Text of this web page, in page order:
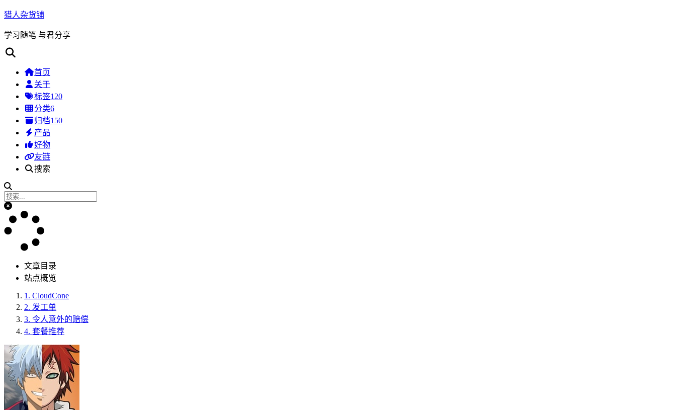
猎人杂货铺
学习随笔 与君分享
首页
关于
标签120
分类6
归档150
产品
好物
友链
搜索
文章目录
站点概览
1. CloudCone
2. 发工单
3. 令人意外的赔偿
4. 套餐推荐